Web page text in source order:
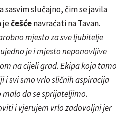
sasvim slučajno, čim se javila
ječešćenavraćati na Tavan.
mjesto za sve ljubitelje
je i mjesto neponovljive
na cijeli grad. Ekipa koja tamo
i svi smo vrlo sličnih aspiracija
da se sprijateljimo.
i vjerujem vrlo zadovoljni jer